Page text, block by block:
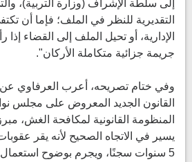
إلى سلطة الإشراف (وزارة التربية)،
التقديرية للنظر في الملف؛ فإما أن
الإدارية، أو تحيل الملف إلى القضاء
جريمة جزائية متكاملة الأركان".
وفي ختام تصريحه، أعرب العرفاوي
القانون الجديد المعروض على مجلس
المنظومة القانونية لمكافحة الغش،
يسير في الاتجاه الصحيح لأنه يقر
5 سنوات سجنًا، ويجرم بوضوح استعمال